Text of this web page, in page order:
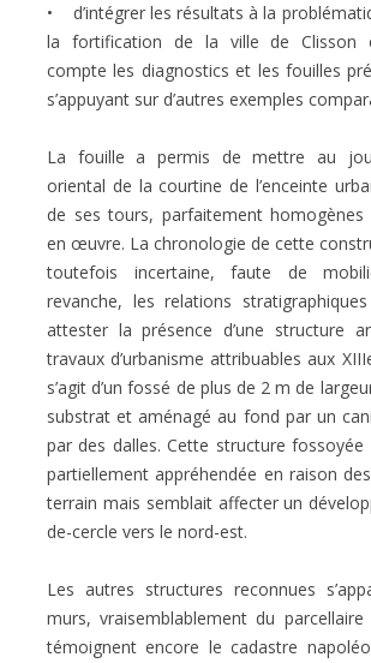
• d’intégrer les résultats à la
la fortification de la ville de Clisson
compte les diagnostics et les fouilles
s’appuyant sur d’autres exemples
La fouille a permis de mettre au
oriental de la courtine de l’enceinte
de ses tours, parfaitement homogènes
en œuvre. La chronologie de cette
toutefois incertaine, faute de
revanche, les relations
attester la présence d’une structure
travaux d’urbanisme attribuables aux
s’agit d’un fossé de plus de 2 m de
substrat et aménagé au fond par un
par des dalles. Cette structure fossoyée
partiellement appréhendée en raison
terrain mais semblait affecter un
de-cercle vers le nord-est.
Les autres structures reconnues
murs, vraisemblablement du
témoignent encore le cadastre